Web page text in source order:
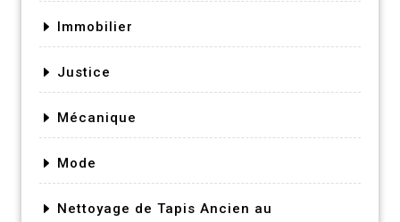
Immobilier
Justice
Mécanique
Mode
Nettoyage de Tapis Ancien au